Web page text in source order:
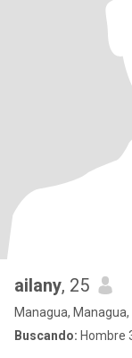
ailany, 25
Managua,
Buscando: Hombre